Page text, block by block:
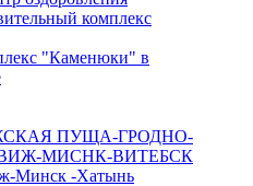
комплекс
"Каменюки" в
ПУЩА-ГРОДНО-
МИСНК-ВИТЕБСК
Минск -Хатынь